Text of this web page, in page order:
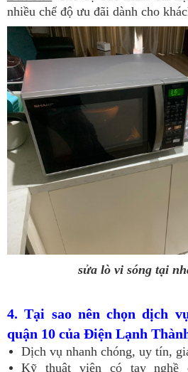
nhiều chế độ ưu đãi dành cho
sửa lò vi sóng tại
4. Tại sao nên chọn dịch
quận 10 của Điện Lạnh
Dịch vụ nhanh chóng, uy tín,
Kỹ thuật viên có tay nghề